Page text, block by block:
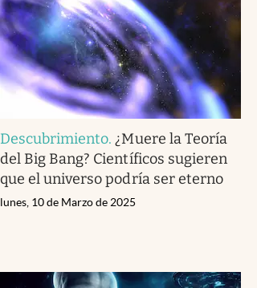
Descubrimiento. ¿Muere la Teoría
del Big Bang? Científicos sugieren
que el universo podría ser eterno
lunes, 10 de Marzo de 2025